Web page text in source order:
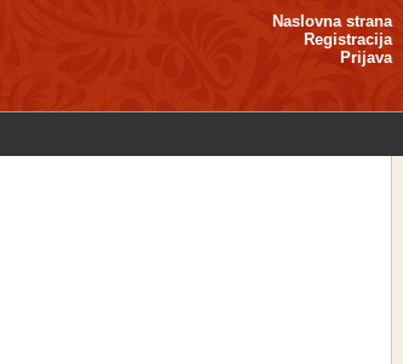
Naslovna strana
Registracija
Prijava